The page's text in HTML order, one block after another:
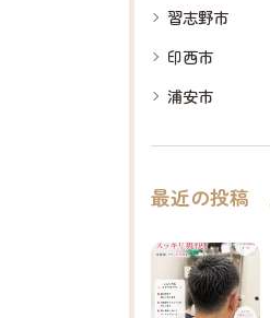
習志野市
印西市
浦安市
最近の投稿